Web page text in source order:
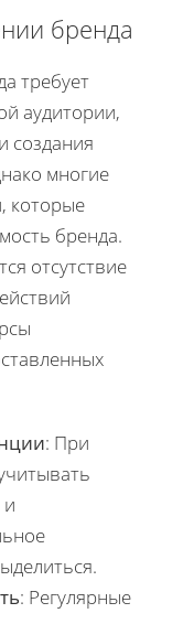
бренда
требует
аудитории,
создания
многие
которые
бренда.
отсутствие
: При
и
: Регулярные